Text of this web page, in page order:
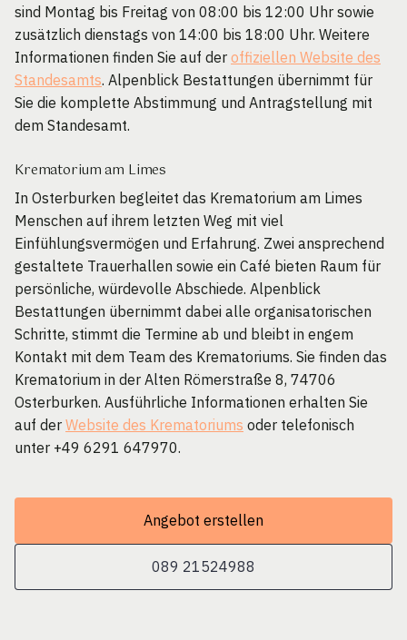
sind Montag bis Freitag von 08:00 bis 12:00 Uhr sowie
zusätzlich dienstags von 14:00 bis 18:00 Uhr. Weitere
Informationen finden Sie auf der offiziellen Website des
Standesamts. Alpenblick Bestattungen übernimmt für
Sie die komplette Abstimmung und Antragstellung mit
dem Standesamt.
Krematorium am Limes
In Osterburken begleitet das Krematorium am Limes
Menschen auf ihrem letzten Weg mit viel
Einfühlungsvermögen und Erfahrung. Zwei ansprechend
gestaltete Trauerhallen sowie ein Café bieten Raum für
persönliche, würdevolle Abschiede. Alpenblick
Bestattungen übernimmt dabei alle organisatorischen
Schritte, stimmt die Termine ab und bleibt in engem
Kontakt mit dem Team des Krematoriums. Sie finden das
Krematorium in der Alten Römerstraße 8, 74706
Osterburken. Ausführliche Informationen erhalten Sie
auf der Website des Krematoriums oder telefonisch
unter +49 6291 647970.
Angebot erstellen
089 21524988